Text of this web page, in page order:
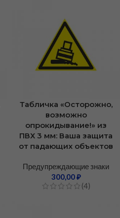
Табличка «Осторожно,
возможно
опрокидывание!» из
ПВХ 3 мм: Ваша защита
от падающих объектов
Предупреждающие знаки
300,00₽
(4)